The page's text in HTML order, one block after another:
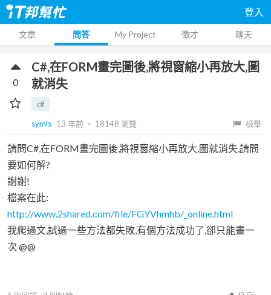
登入
文章 問答 My Project 徵才 聊天
C#,在FORM畫完圖後,將視窗縮小再放大,圖
就消失
c#
symis 13 年前 ‧ 18148 瀏覽 檢舉
0
請問C#,在FORM畫完圖後,將視窗縮小再放大,圖就消失,請問
要如何解?
謝謝!
檔案在此:
http://www.2shared.com/file/FGYVhmhb/_online.html
我爬過文,試過一些方法都失敗,有個方法成功了,卻只能畫一
次 @@